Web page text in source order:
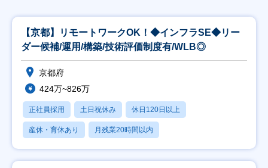
【京都】リモートワークOK！◆インフラSE◆リー
ダー候補/運用/構築/技術評価制度有/WLB◎
京都府
424万~826万
正社員採用 土日祝休み 休日120日以上
産休・育休あり 月残業20時間以内